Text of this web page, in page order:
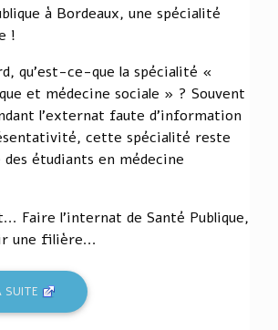
à Bordeaux, une spécialité
!
qu'est-ce-que la spécialité «
et médecine sociale » ? Souvent
l'externat faute d'information
cette spécialité reste
des étudiants en médecine
Faire l'internat de Santé Publique,
une filière...
SUITE